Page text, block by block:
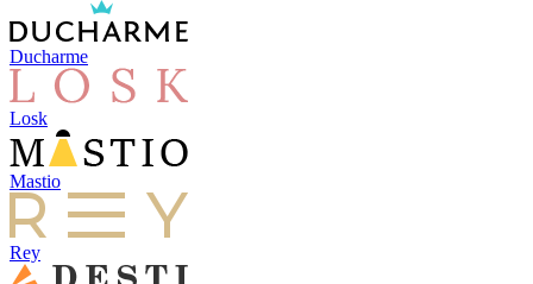
Ducharme
Losk
Mastio
Rey